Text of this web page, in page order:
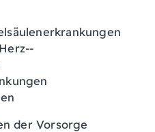
der Vorsorge